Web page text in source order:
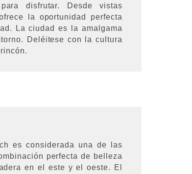
disfrutar. Desde vistas
la oportunidad perfecta
La ciudad es la amalgama
Deléitese con la cultura
es considerada una de las
perfecta de belleza
en el este y el oeste. El